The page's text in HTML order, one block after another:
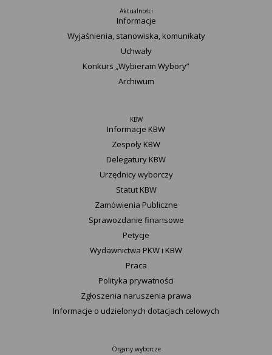
Aktualności
Informacje
Wyjaśnienia, stanowiska, komunikaty
Uchwały
Konkurs „Wybieram Wybory”
Archiwum
KBW
Informacje KBW
Zespoły KBW
Delegatury ​KBW
Urzędnicy wyborczy
Statut K​BW
Zamówienia Publiczne
Sprawozdanie finansowe
Petycje
Wydawnictwa PKW i KBW
Praca
Polityka prywatności
Zgłoszenia naruszenia prawa
Informacje o udzielonych dotacjach celowych
Organy wyborcze